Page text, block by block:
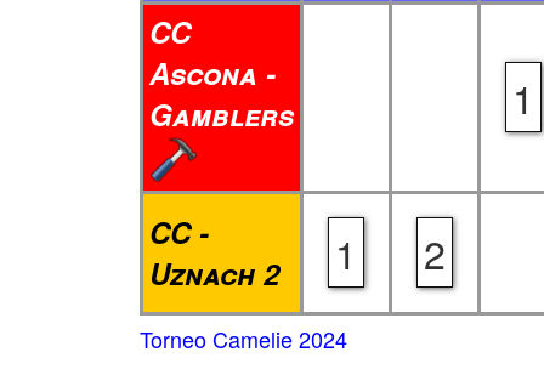
CC
Ascona -
Gamblers
1
CC -
Uznach 2
1 2
Torneo Camelie 2024